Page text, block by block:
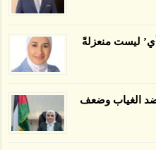
صديقة للبيئة 38 في المئة من زراعتها منذ عام 2007،
ليست منعزلةً
ضد الغياب وضعف